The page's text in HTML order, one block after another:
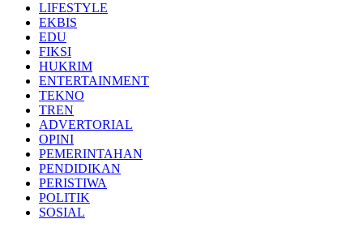
LIFESTYLE
EKBIS
EDU
FIKSI
HUKRIM
ENTERTAINMENT
TEKNO
TREN
ADVERTORIAL
OPINI
PEMERINTAHAN
PENDIDIKAN
PERISTIWA
POLITIK
SOSIAL